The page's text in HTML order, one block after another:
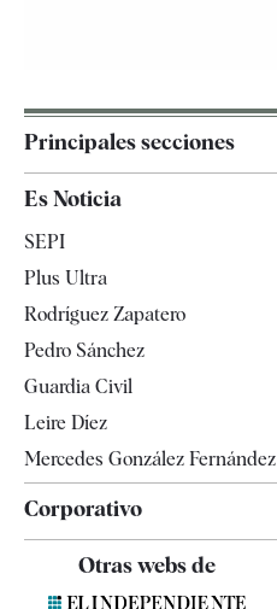
Principales secciones
España
Televisión
Es Noticia
SEPI
Plus Ultra
Rodríguez Zapatero
Pedro Sánchez
Guardia Civil
Leire Díez
Mercedes González Fernández
Corporativo
Contacto
Otras webs de